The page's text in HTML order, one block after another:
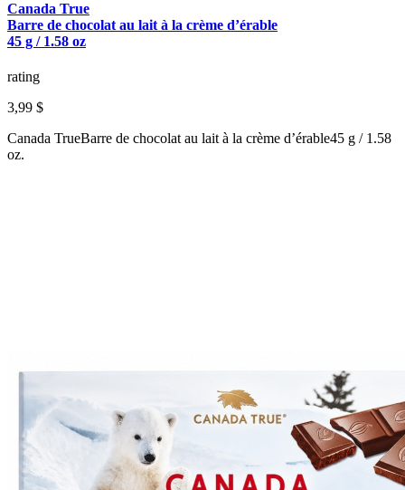
Canada True
Barre de chocolat au lait à la crème d’érable
45 g / 1.58 oz
rating
3,99 $
Canada TrueBarre de chocolat au lait à la crème d’érable45 g / 1.58
oz.